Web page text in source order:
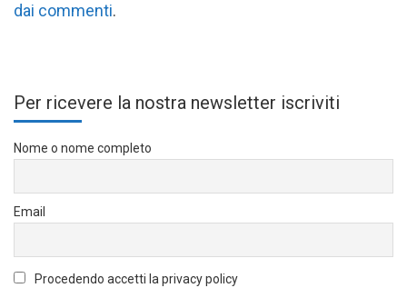
dai commenti.
Per ricevere la nostra newsletter iscriviti
Nome o nome completo
Email
Procedendo accetti la privacy policy